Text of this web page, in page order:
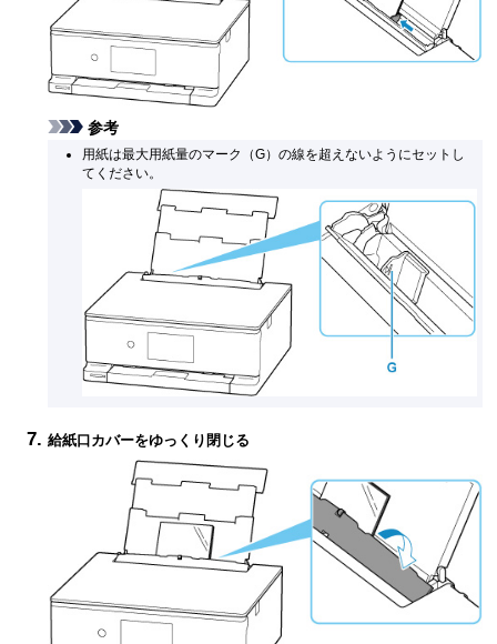
参考
用紙は最大用紙量のマーク（G）の線を超えないようにセットし
てください。
給紙口カバーをゆっくり閉じる